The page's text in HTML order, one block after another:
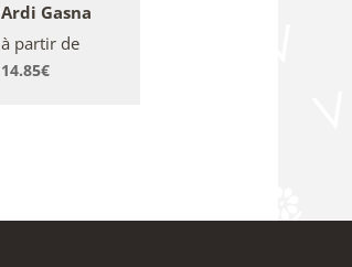
Ardi Gasna
à partir de
14.85€